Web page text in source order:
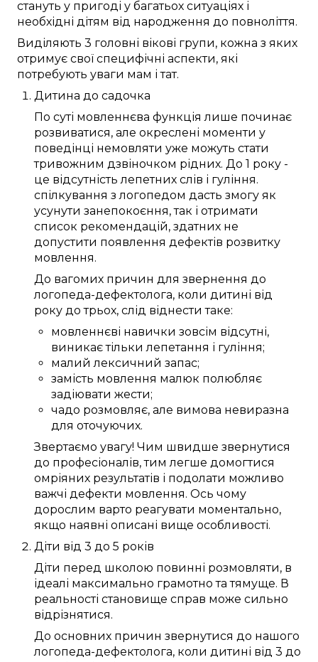
стануть у пригоді у багатьох ситуаціях і
необхідні дітям від народження до повноліття.
Виділяють 3 головні вікові групи, кожна з яких
отримує свої специфічні аспекти, які
потребують уваги мам і тат.
Дитина до садочка
По суті мовленнєва функція лише починає
розвиватися, але окреслені моменти у
поведінці немовляти уже можуть стати
тривожним дзвіночком рідних. До 1 року -
це відсутність лепетних слів і гуління.
спілкування з логопедом дасть змогу як
усунути занепокоєння, так і отримати
список рекомендацій, здатних не
допустити появлення дефектів розвитку
мовлення.
До вагомих причин для звернення до
логопеда-дефектолога, коли дитині від
року до трьох, слід віднести таке:
мовленнєві навички зовсім відсутні,
виникає тільки лепетання і гуління;
малий лексичний запас;
замість мовлення малюк полюбляє
задіювати жести;
чадо розмовляє, але вимова невиразна
для оточуючих.
Звертаємо увагу! Чим швидше звернутися
до професіоналів, тим легше домогтися
омріяних результатів і подолати можливо
важчі дефекти мовлення. Ось чому
дорослим варто реагувати моментально,
якщо наявні описані вище особливості.
Діти від 3 до 5 років
Діти перед школою повинні розмовляти, в
ідеалі максимально грамотно татямуще. В
реальності становище справ може сильно
відрізнятися.
До основних причин звернутися до нашого
логопеда-дефектолога, коли дитині від 3 до